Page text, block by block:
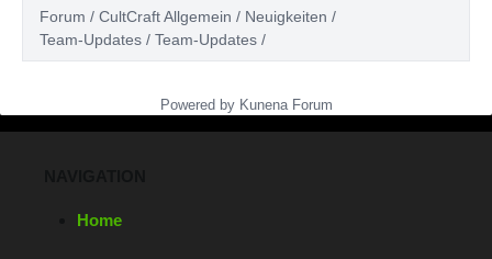
Forum CultCraft Allgemein
Neuigkeiten
Team-Updates
Team-Updates
Powered by Kunena Forum
Home